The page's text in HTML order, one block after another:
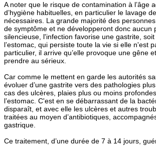
A noter que le risque de contamination à l’âge
d’hygiène habituelles, en particulier le lavage
nécessaires. La grande majorité des
de symptôme et ne développeront donc aucun
silencieuse, l'infection favorise une gastrite,
l’estomac, qui persiste toute la vie si elle n'est
particulier, il arrive qu’elle provoque une gêne
prendre au sérieux.
Car comme le mettent en garde les autorités
évoluer d’une gastrite vers des pathologies
cas des ulcères, plaies plus ou moins
l’estomac. C'est en se débarrassant de la
disparaît, et avec elle les ulcères et autres
traitées au moyen d’antibiotiques,
gastrique.
Ce traitement, d’une durée de 7 à 14 jours,